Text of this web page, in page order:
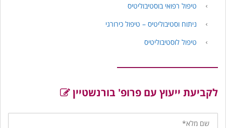
טיפול רפואי בוסטיבוליטיס
ניתוח וסטיבוליטיס – טיפול כירורגי
טיפול לוסטיבוליטיס
לקביעת ייעוץ עם פרופ' בורנשטיין
שם
מלא